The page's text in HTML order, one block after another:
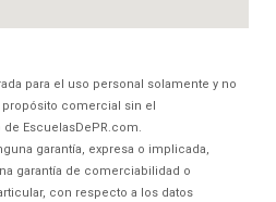
para el uso personal solamente y no
comercial sin el
EscuelasDePR.com.
garantía, expresa o implicada,
garantía de comerciabilidad o
con respecto a los datos